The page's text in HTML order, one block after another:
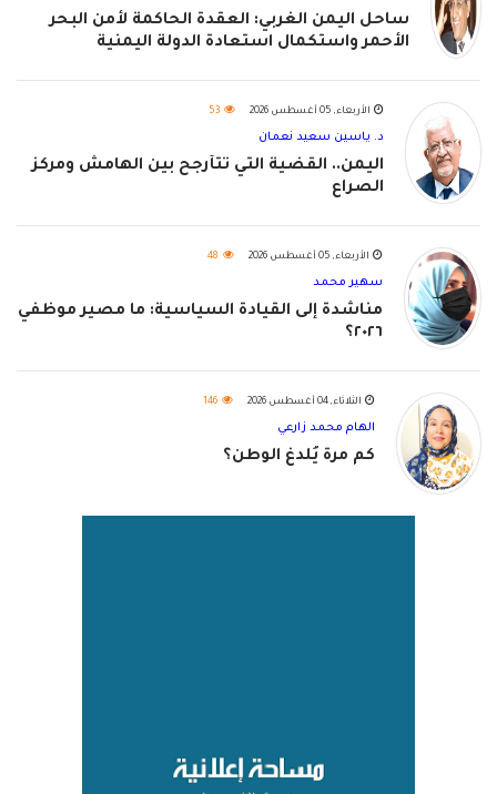
ساحل اليمن الغربي: العقدة الحاكمة لأمن البحر
الأحمر واستكمال استعادة الدولة اليمنية
الأربعاء, 05 أغسطس 2026 53
د. ياسين سعيد نعمان
اليمن.. القضية التي تتأرجح بين الهامش ومركز
الصراع
الأربعاء, 05 أغسطس 2026 48
سهير محمد
مناشدة إلى القيادة السياسية: ما مصير موظفي
٢٠٢٦؟
الثلاثاء, 04 أغسطس 2026 146
الهام محمد زارعي
كم مرة يُلدغ الوطن؟